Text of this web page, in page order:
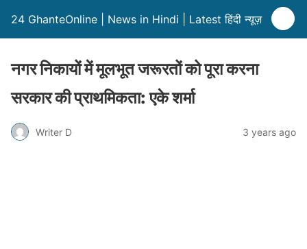
24 GhanteOnline | News in Hindi | Latest हिंदी न्यूज़
नगर निकायों में मूलभूत जरूरतों को पूरा करना
सरकार की प्राथमिकता: एके शर्मा
Writer D 3 years ago